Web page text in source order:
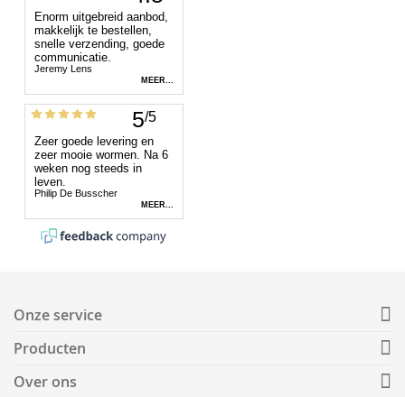
Onze service
Producten
Over ons